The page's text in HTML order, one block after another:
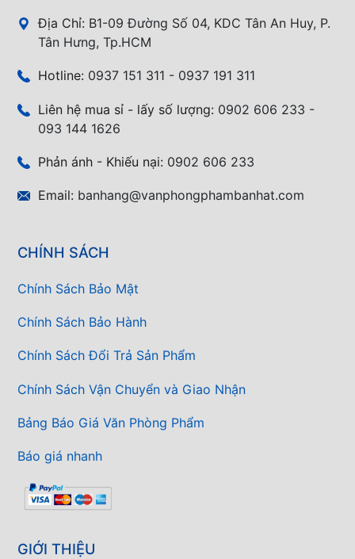
Địa Chỉ: B1-09 Đường Số 04, KDC Tân An Huy, P.
Tân Hưng, Tp.HCM
Hotline: 0937 151 311 - 0937 191 311
Liên hệ mua sỉ - lấy số lượng: 0902 606 233 -
093 144 1626
Phản ánh - Khiếu nại: 0902 606 233
Email: banhang@vanphongphambanhat.com
CHÍNH SÁCH
Chính Sách Bảo Mật
Chính Sách Bảo Hành
Chính Sách Đổi Trả Sản Phẩm
Chính Sách Vận Chuyển và Giao Nhận
Bảng Báo Giá Văn Phòng Phẩm
Báo giá nhanh
GIỚI THIỆU